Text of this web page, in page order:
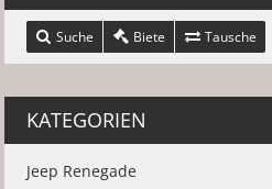
Suche Biete Tausche
KATEGORIEN
Jeep Renegade